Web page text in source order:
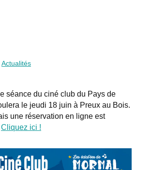
Actualités
séance du ciné club du Pays de
le jeudi 18 juin à Preux au Bois.
une réservation en ligne est
Cliquez ici !